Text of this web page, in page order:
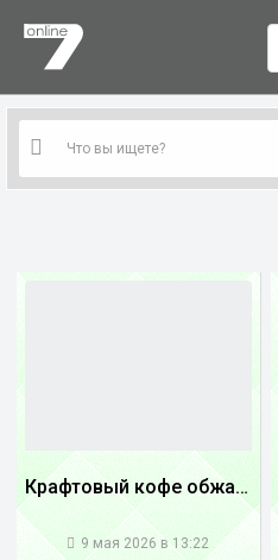
Крафтовый кофе обжареный купаж арабики 5...
9 мая 2026 в 13:22